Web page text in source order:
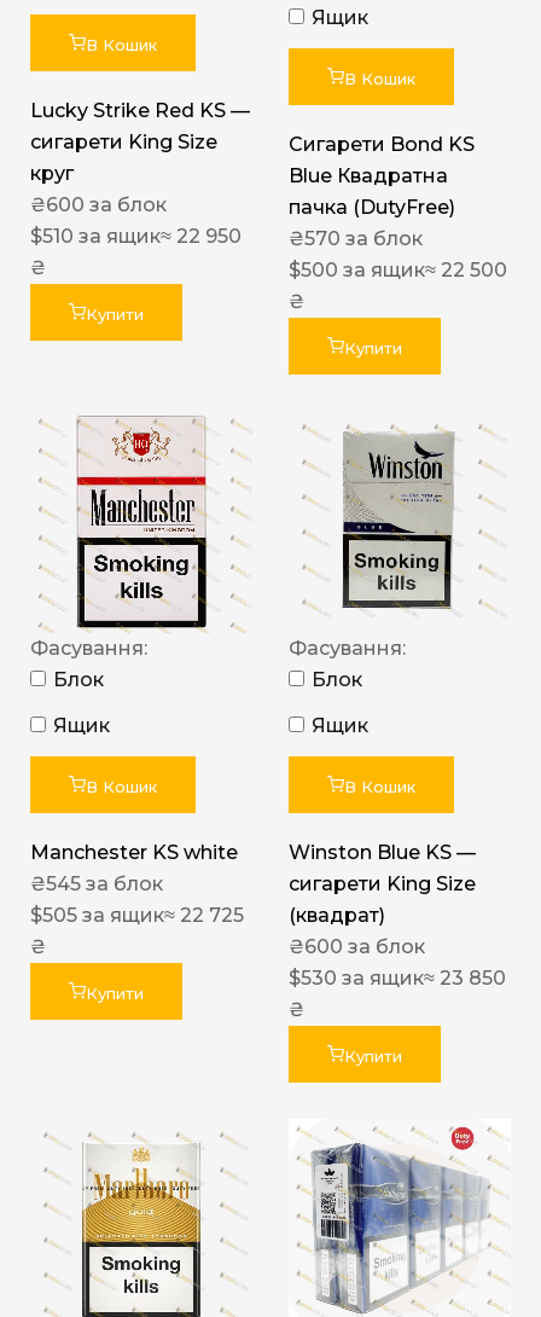
В Кошик
Lucky Strike Red KS —
сигарети King Size
круг
₴600 за блок
$510 за ящик≈ 22 950
₴
Купити
Ящик
В Кошик
Сигарети Bond KS
Blue Квадратна
пачка (DutyFree)
₴570 за блок
$500 за ящик≈ 22 500
₴
Купити
Фасування:
Блок
Ящик
В Кошик
Manchester KS white
₴545 за блок
$505 за ящик≈ 22 725
₴
Купити
Фасування:
Блок
Ящик
В Кошик
Winston Blue KS —
сигарети King Size
(квадрат)
₴600 за блок
$530 за ящик≈ 23 850
₴
Купити